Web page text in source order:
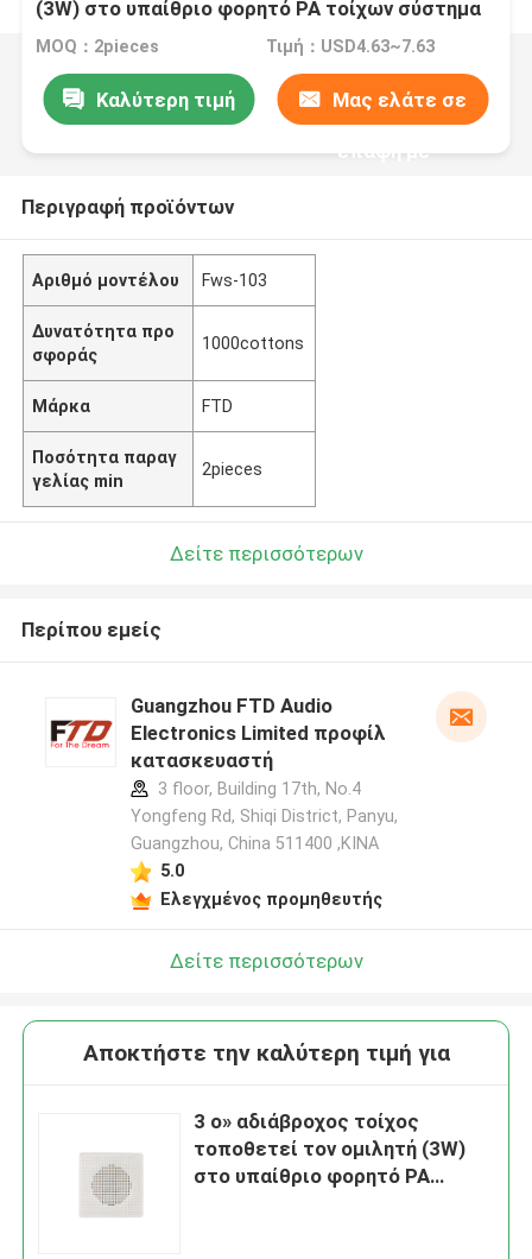
(3W) στο υπαίθριο φορητό PA τοίχων σύστημα
ομιλητών
MOQ：2pieces Τιμή：USD4.63~7.63
Καλύτερη τιμή Μας ελάτε σε
επαφή με
Περιγραφή προϊόντων
Αριθμό μοντέλου Fws-103
Δυνατότητα προ
σφοράς
1000cottons
Μάρκα FTD
Ποσότητα παραγ
γελίας min
2pieces
Δείτε περισσότερων
Περίπου εμείς
Guangzhou FTD Audio
Electronics Limited προφίλ
κατασκευαστή
3 floor, Building 17th, No.4
Yongfeng Rd, Shiqi District, Panyu,
Guangzhou, China 511400 ,ΚΙΝΑ
5.0
Ελεγχμένος προμηθευτής
Δείτε περισσότερων
Αποκτήστε την καλύτερη τιμή για
3 ο» αδιάβροχος τοίχος
τοποθετεί τον ομιλητή (3W)
στο υπαίθριο φορητό PA